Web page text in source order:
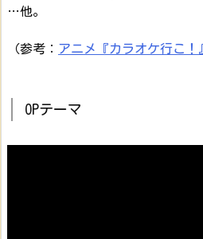
…他。
（参考： アニメ『カラオケ行こ！
OPテーマ